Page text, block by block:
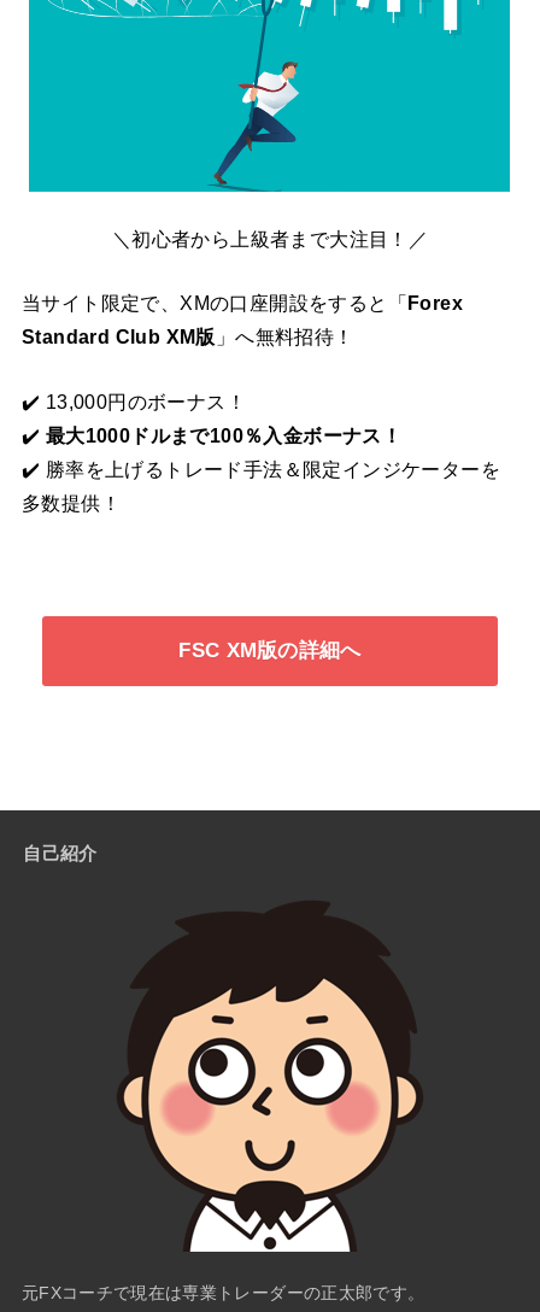
＼初心者から上級者まで大注目！／
当サイト限定で、XMの口座開設をすると「 Forex
Standard Club XM版 」へ無料招待！
✔️ 13,000円のボーナス！
✔️ 最大1000ドルまで100％入金ボーナス！
✔️ 勝率を上げるトレード手法＆限定インジケーターを
多数提供！
FSC XM版の詳細へ
自己紹介
元FXコーチで現在は専業トレーダーの正太郎です。